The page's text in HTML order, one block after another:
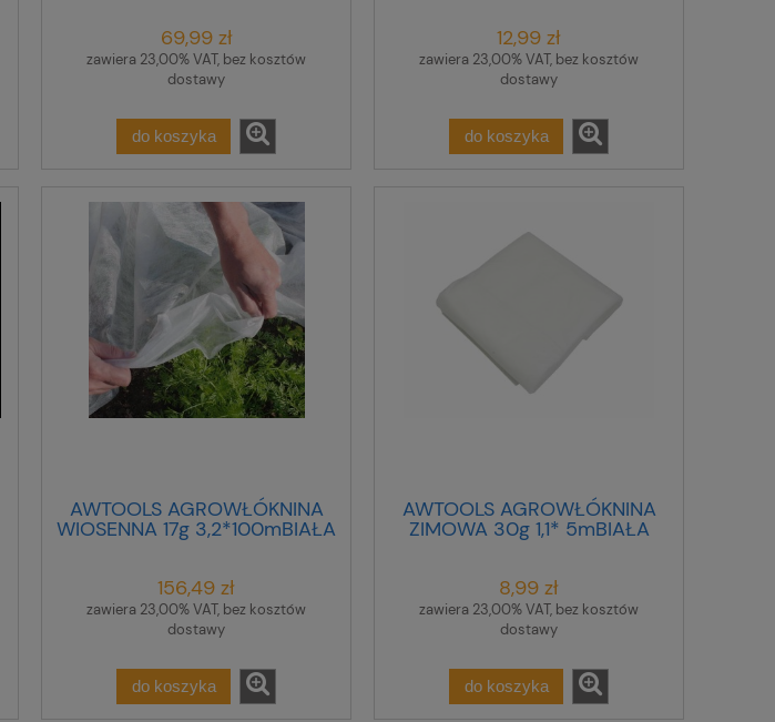
69,99 zł
zawiera 23,00% VAT, bez kosztów
dostawy
do koszyka
12,99 zł
zawiera 23,00% VAT, bez kosztów
dostawy
do koszyka
AWTOOLS AGROWŁÓKNINA
WIOSENNA 17g 3,2*100mBIAŁA
156,49 zł
zawiera 23,00% VAT, bez kosztów
dostawy
do koszyka
AWTOOLS AGROWŁÓKNINA
ZIMOWA 30g 1,1* 5mBIAŁA
8,99 zł
zawiera 23,00% VAT, bez kosztów
dostawy
do koszyka